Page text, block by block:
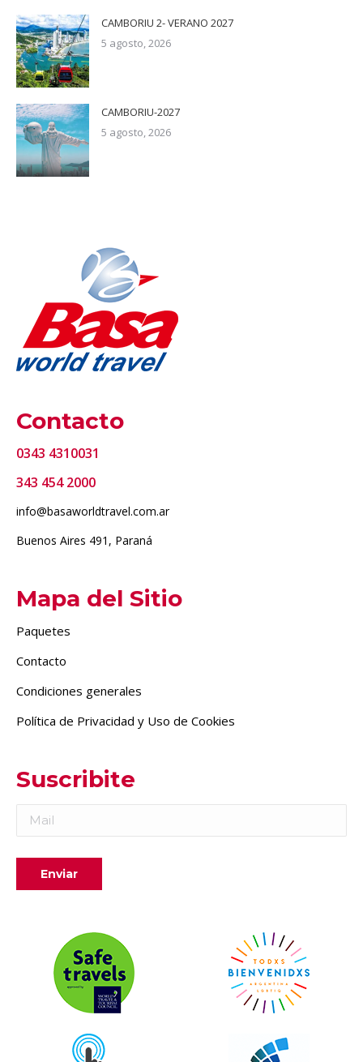
CAMBORIU 2- VERANO 2027
5 agosto, 2026
CAMBORIU-2027
5 agosto, 2026
Contacto
0343 4310031
343 454 2000
info@basaworldtravel.com.ar
Buenos Aires 491, Paraná
Mapa del Sitio
Paquetes
Contacto
Condiciones generales
Política de Privacidad y Uso de Cookies
Suscribite